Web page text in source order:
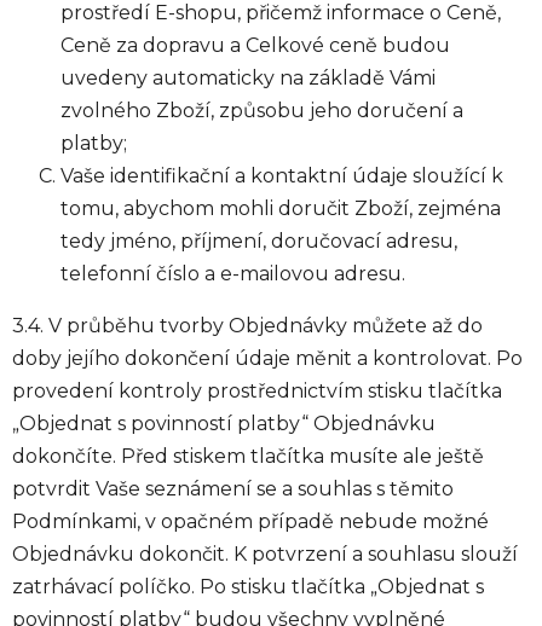
prostředí E-shopu, přičemž informace o Ceně,
Ceně za dopravu a Celkové ceně budou
uvedeny automaticky na základě Vámi
zvolného Zboží, způsobu jeho doručení a
platby;
Vaše identifikační a kontaktní údaje sloužící k
tomu, abychom mohli doručit Zboží, zejména
tedy jméno, příjmení, doručovací adresu,
telefonní číslo a e-mailovou adresu.
3.4. V průběhu tvorby Objednávky můžete až do
doby jejího dokončení údaje měnit a kontrolovat. Po
provedení kontroly prostřednictvím stisku tlačítka
„Objednat s povinností platby“ Objednávku
dokončíte. Před stiskem tlačítka musíte ale ještě
potvrdit Vaše seznámení se a souhlas s těmito
Podmínkami, v opačném případě nebude možné
Objednávku dokončit. K potvrzení a souhlasu slouží
zatrhávací políčko. Po stisku tlačítka „Objednat s
povinností platby“ budou všechny vyplněné